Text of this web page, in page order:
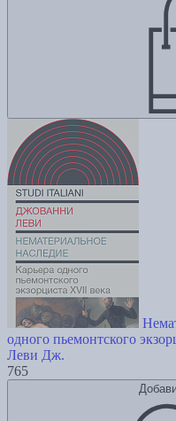
одного пьемонтского
Леви Дж.
765